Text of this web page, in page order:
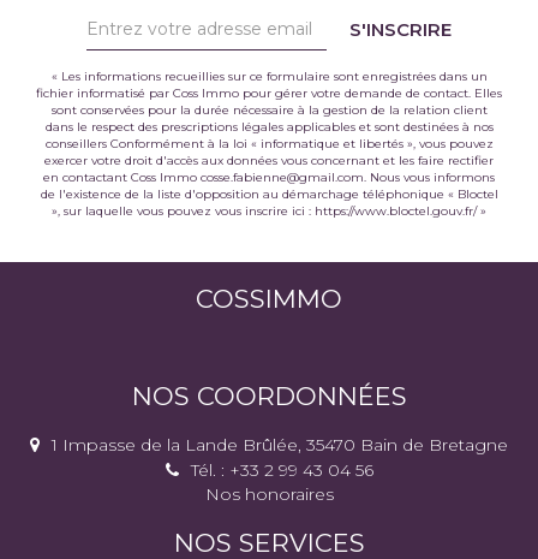
S'INSCRIRE
« Les informations recueillies sur ce formulaire sont enregistrées dans un
fichier informatisé par Coss Immo pour gérer votre demande de contact. Elles
sont conservées pour la durée nécessaire à la gestion de la relation client
dans le respect des prescriptions légales applicables et sont destinées à nos
conseillers Conformément à la loi « informatique et libertés », vous pouvez
exercer votre droit d'accès aux données vous concernant et les faire rectifier
en contactant Coss Immo cosse.fabienne@gmail.com. Nous vous informons
de l'existence de la liste d'opposition au démarchage téléphonique « Bloctel
», sur laquelle vous pouvez vous inscrire ici : https://www.bloctel.gouv.fr/»
COSSIMMO
NOS COORDONNÉES
1 Impasse de la Lande Brûlée, 35470 Bain de Bretagne
Tél. : +33 2 99 43 04 56
Nos honoraires
NOS SERVICES